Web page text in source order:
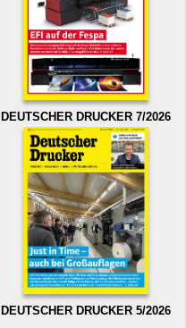
DEUTSCHER DRUCKER 7/2026
DEUTSCHER DRUCKER 5/2026